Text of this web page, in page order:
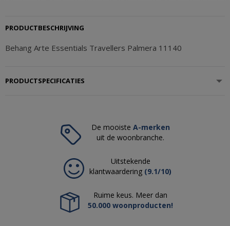
PRODUCTBESCHRIJVING
Behang Arte Essentials Travellers Palmera 11140
PRODUCTSPECIFICATIES
De mooiste A-merken
uit de woonbranche.
Uitstekende
klantwaardering (9.1/10)
Ruime keus. Meer dan
50.000 woonproducten!